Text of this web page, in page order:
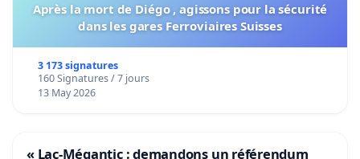
Après la mort de Diégo , agissons pour la sécurité
dans les gares Ferroviaires Suisses
3 173 signatures
160 Signatures / 7 jours
13 May 2026
« Lac-Mégantic : demandons un référendum